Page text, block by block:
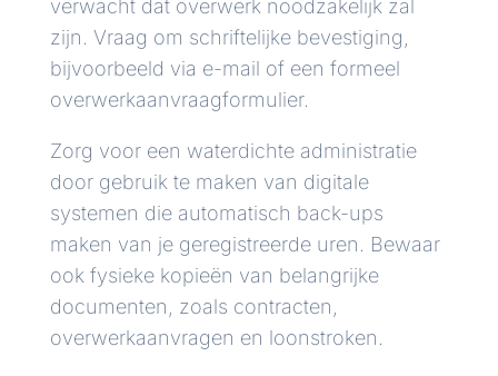
verwacht dat overwerk noodzakelijk zal
zijn. Vraag om schriftelijke bevestiging,
bijvoorbeeld via e-mail of een formeel
overwerkaanvraagformulier.
Zorg voor een waterdichte administratie
door gebruik te maken van digitale
systemen die automatisch back-ups
maken van je geregistreerde uren. Bewaar
ook fysieke kopieën van belangrijke
documenten, zoals contracten,
overwerkaanvragen en loonstroken.